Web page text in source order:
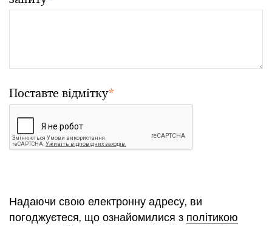
Поставте відмітку*
Надаючи свою електронну адресу, ви
погоджуєтеся, що ознайомилися з політикою